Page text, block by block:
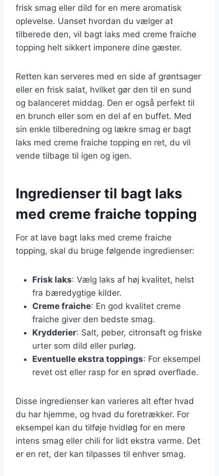
frisk smag eller dild for en mere aromatisk
oplevelse. Uanset hvordan du vælger at
tilberede den, vil bagt laks med creme fraiche
topping helt sikkert imponere dine gæster.
Retten kan serveres med en side af grøntsager
eller en frisk salat, hvilket gør den til en sund
og balanceret middag. Den er også perfekt til
en brunch eller som en del af en buffet. Med
sin enkle tilberedning og lækre smag er bagt
laks med creme fraiche topping en ret, du vil
vende tilbage til igen og igen.
Ingredienser til bagt laks
med creme fraiche topping
For at lave bagt laks med creme fraiche
topping, skal du bruge følgende ingredienser:
Frisk laks: Vælg laks af høj kvalitet, helst
fra bæredygtige kilder.
Creme fraiche: En god kvalitet creme
fraiche giver den bedste smag.
Krydderier: Salt, peber, citronsaft og friske
urter som dild eller purløg.
Eventuelle ekstra toppings: For eksempel
revet ost eller rasp for en sprød overflade.
Disse ingredienser kan varieres alt efter hvad
du har hjemme, og hvad du foretrækker. For
eksempel kan du tilføje hvidløg for en mere
intens smag eller chili for lidt ekstra varme. Det
er en ret, der kan tilpasses til enhver smag.